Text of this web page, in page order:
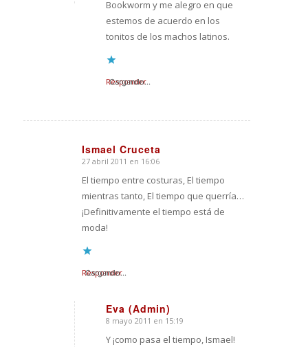
Bookworm y me alegro en que
estemos de acuerdo en los
tonitos de los machos latinos.
Cargando...
Responder
Ismael Cruceta
Dice:
27 abril 2011 en 16:06
El tiempo entre costuras, El tiempo
mientras tanto, El tiempo que querría…
¡Definitivamente el tiempo está de
moda!
Cargando...
Responder
Eva (Admin)
Dice:
8 mayo 2011 en 15:19
Y ¡como pasa el tiempo, Ismael!